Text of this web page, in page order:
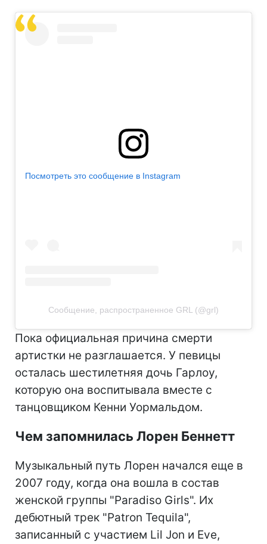
Посмотреть это сообщение в Instagram
Сообщение, распространенное GRL (@grl)
Пока официальная причина смерти
артистки не разглашается. У певицы
осталась шестилетняя дочь Гарлоу,
которую она воспитывала вместе с
танцовщиком Кенни Уормальдом.
Чем запомнилась Лорен Беннетт
Музыкальный путь Лорен начался еще в
2007 году, когда она вошла в состав
женской группы "Paradiso Girls". Их
дебютный трек "Patron Tequila",
записанный с участием Lil Jon и Eve,